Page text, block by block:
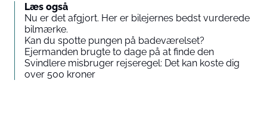
Læs også
Nu er det afgjort. Her er bilejernes bedst vurderede
bilmærke.
Kan du spotte pungen på badeværelset?
Ejermanden brugte to dage på at finde den
Svindlere misbruger rejseregel: Det kan koste dig
over 500 kroner